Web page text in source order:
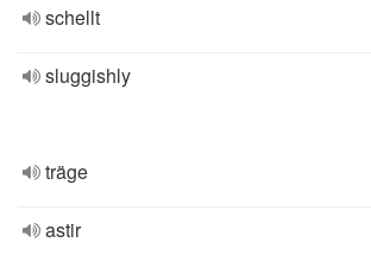
schellt
sluggishly
träge
astir